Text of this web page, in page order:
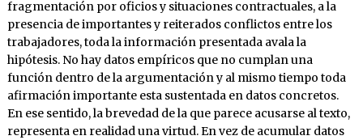
fragmentación por oficios y situaciones contractuales, a la
presencia de importantes y reiterados conflictos entre los
trabajadores, toda la información presentada avala la
hipótesis. No hay datos empíricos que no cumplan una
función dentro de la argumentación y al mismo tiempo toda
afirmación importante esta sustentada en datos concretos.
En ese sentido, la brevedad de la que parece acusarse al texto,
representa en realidad una virtud. En vez de acumular datos